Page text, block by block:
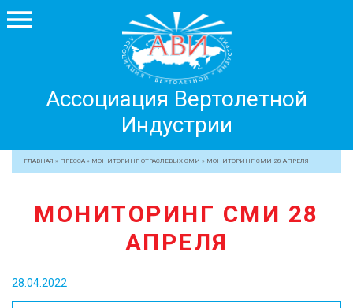
Ассоциация Вертолетной
Индустрии
Вертолетной
Индустрии
+7 499 755 99 29
ЧЛЕНЫ АВИ
ЖУРНАЛ
ГЛАВНАЯ » ПРЕССА » МОНИТОРИНГ ОТРАСЛЕВЫХ СМИ » МОНИТОРИНГ СМИ 28 АПРЕЛЯ
МОНИТОРИНГ СМИ 28
АПРЕЛЯ
28.04.2022